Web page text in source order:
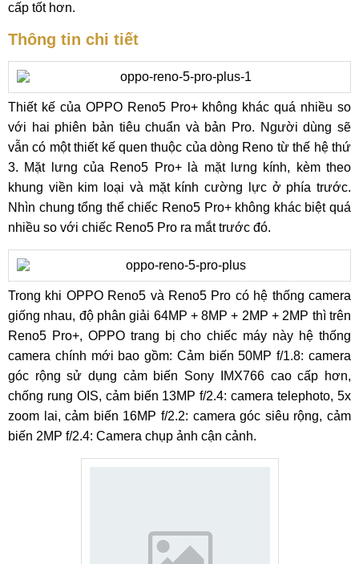
cấp tốt hơn.
Thông tin chi tiết
Thiết kế của OPPO Reno5 Pro+ không khác quá nhiều so
với hai phiên bản tiêu chuẩn và bản Pro. Người dùng sẽ
vẫn có một thiết kế quen thuộc của dòng Reno từ thế hệ thứ
3. Mặt lưng của Reno5 Pro+ là mặt lưng kính, kèm theo
khung viền kim loại và mặt kính cường lực ở phía trước.
Nhìn chung tổng thể chiếc Reno5 Pro+ không khác biệt quá
nhiều so với chiếc Reno5 Pro ra mắt trước đó.
Trong khi OPPO Reno5 và Reno5 Pro có hệ thống camera
giống nhau, độ phân giải 64MP + 8MP + 2MP + 2MP thì trên
Reno5 Pro+, OPPO trang bị cho chiếc máy này hệ thống
camera chính mới bao gồm: Cảm biến 50MP f/1.8: camera
góc rộng sử dụng cảm biến Sony IMX766 cao cấp hơn,
chống rung OIS, cảm biến 13MP f/2.4: camera telephoto, 5x
zoom lai, cảm biến 16MP f/2.2: camera góc siêu rộng, cảm
biến 2MP f/2.4: Camera chụp ảnh cận cảnh.